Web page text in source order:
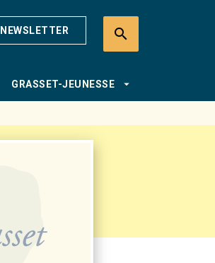
NEWSLETTER search
GRASSET-JEUNESSE arrow_drop_down